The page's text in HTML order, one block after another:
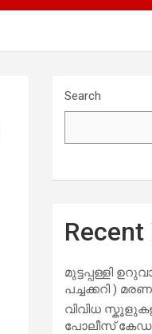
Search
Recent
മുട്ടപ്പള്ളി
പച്ചക്കറി )
വിവിധ
പോലീസ്